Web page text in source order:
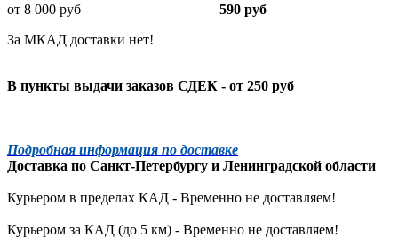
от 8 000 руб 590 руб
За МКАД доставки нет!
В пункты выдачи заказов СДЕК - от 250 руб
Подробная информация по доставке
Доставка по Санкт-Петербургу и Ленинградской области
Курьером в пределах КАД - Временно не доставляем!
Курьером за КАД (до 5 км) - Временно не доставляем!